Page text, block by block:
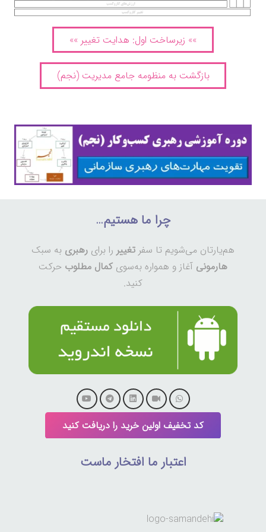
»» زیرساخت اول: هدایت تغییر »»
بازگشت به منظومه جامع مدیریت (نجم)
چرا ما هستیم…
هم‌یارتان می‌شویم تا سفر تغییر را برای رهبری به سبک
هارمونی آغاز و همواره به‌سوی کمال مطلوب حرکت
کنید.
کد تخفیف اولین خرید را دریافت کنید
اعتبار ما افتخار ماست